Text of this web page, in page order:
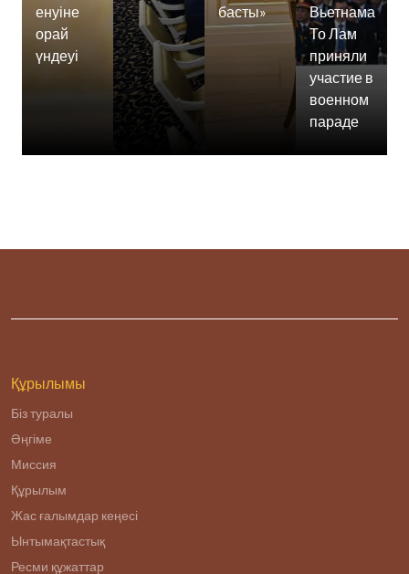
енуіне
орай
үндеуі
басты»
Вьетнама
То Лам
приняли
участие в
военном
параде
Құрылымы
Біз туралы
Әңгіме
Миссия
Құрылым
Жас ғалымдар кеңесі
Ынтымақтастық
Ресми құжаттар